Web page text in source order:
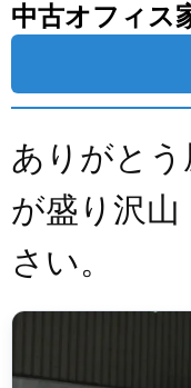
中古オフィス
ありがと
が盛り沢
さい。